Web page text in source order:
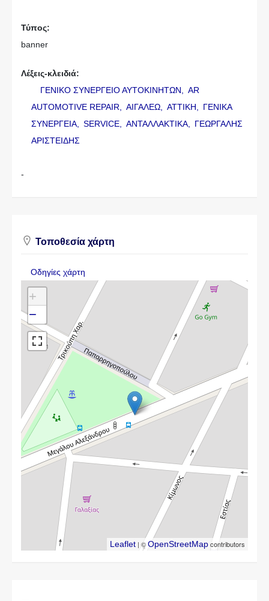
Τύπος:
banner
Λέξεις-κλειδιά:
ΓΕΝΙΚΟ ΣΥΝΕΡΓΕΙΟ ΑΥΤΟΚΙΝΗΤΩΝ, AR
AUTOMOTIVE REPAIR, ΑΙΓΑΛΕΩ, ΑΤΤΙΚΗ, ΓΕΝΙΚΑ
ΣΥΝΕΡΓΕΙΑ, SERVICE, ΑΝΤΑΛΛΑΚΤΙΚΑ, ΓΕΩΡΓΑΛΗΣ
ΑΡΙΣΤΕΙΔΗΣ
-
Τοποθεσία χάρτη
Οδηγίες χάρτη
+
−
Leaflet | ©OpenStreetMapcontributors